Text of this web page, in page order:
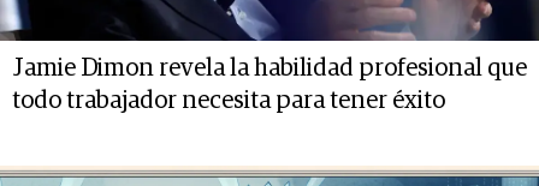
Jamie Dimon revela la habilidad profesional que
todo trabajador necesita para tener éxito